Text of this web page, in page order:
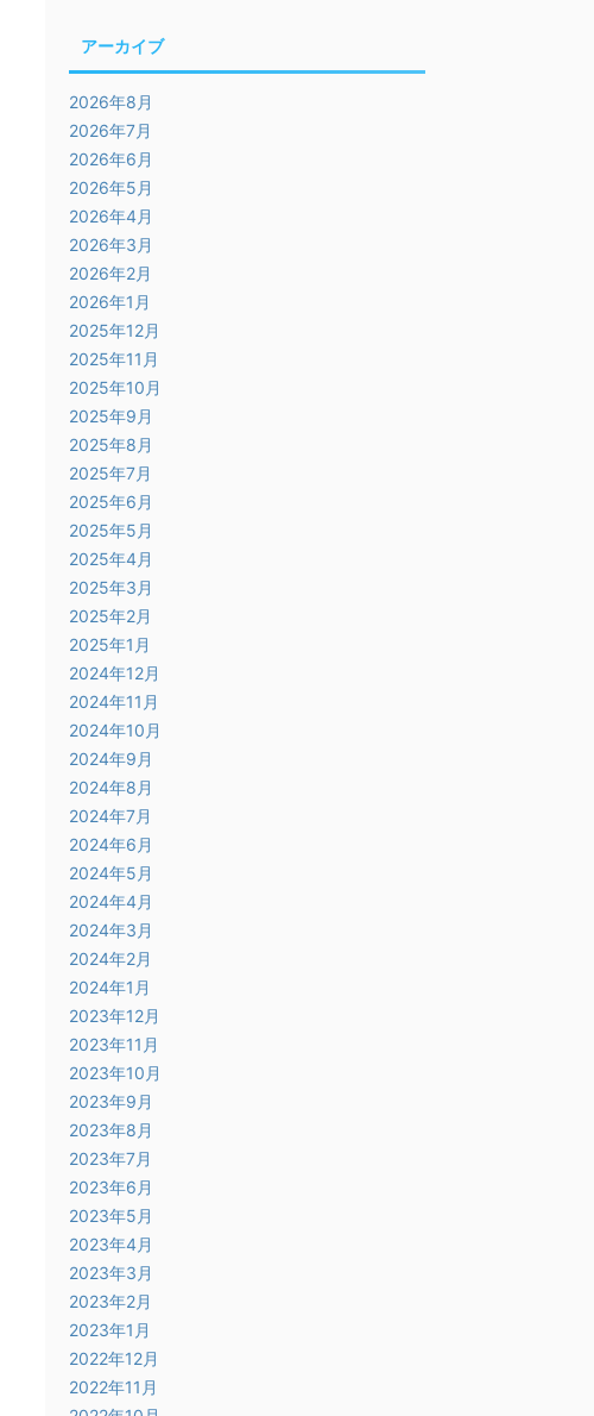
アーカイブ
2026年8月
2026年7月
2026年6月
2026年5月
2026年4月
2026年3月
2026年2月
2026年1月
2025年12月
2025年11月
2025年10月
2025年9月
2025年8月
2025年7月
2025年6月
2025年5月
2025年4月
2025年3月
2025年2月
2025年1月
2024年12月
2024年11月
2024年10月
2024年9月
2024年8月
2024年7月
2024年6月
2024年5月
2024年4月
2024年3月
2024年2月
2024年1月
2023年12月
2023年11月
2023年10月
2023年9月
2023年8月
2023年7月
2023年6月
2023年5月
2023年4月
2023年3月
2023年2月
2023年1月
2022年12月
2022年11月